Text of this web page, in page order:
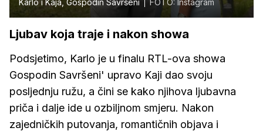
Ljubav koja traje i nakon showa
Podsjetimo, Karlo je u finalu RTL-ova showa
Gospodin Savršeni' upravo Kaji dao svoju
posljednju ružu, a čini se kako njihova ljubavna
priča i dalje ide u ozbiljnom smjeru. Nakon
zajedničkih putovanja, romantičnih objava i